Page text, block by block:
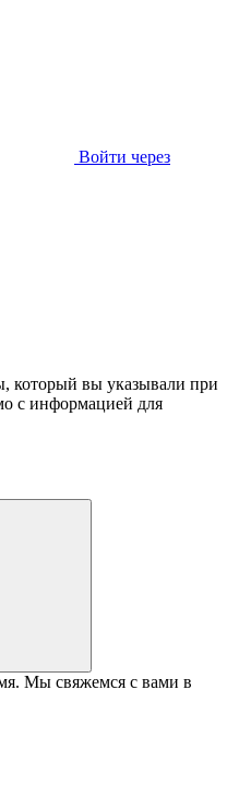
Войти через
который вы указывали при
с информацией для
Мы свяжемся с вами в